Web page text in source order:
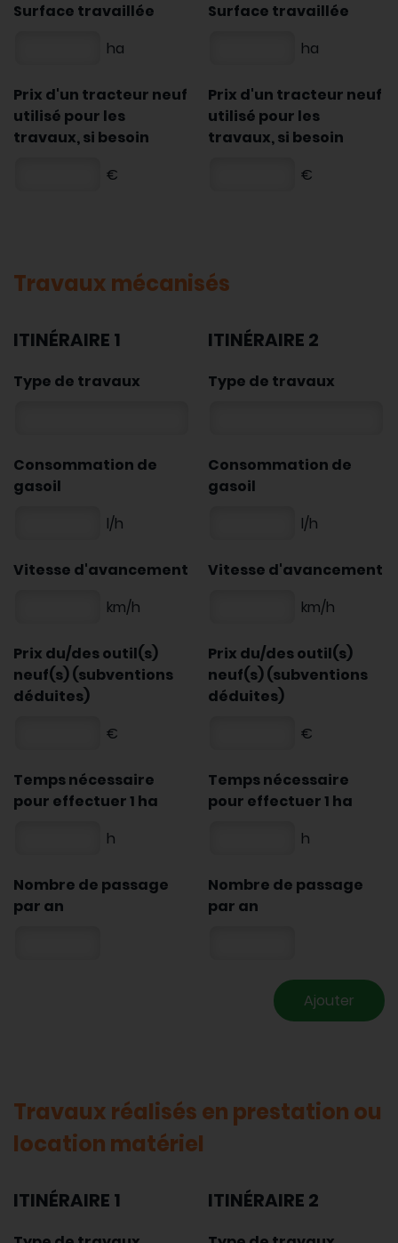
Surface travaillée
ha
Surface travaillée
ha
Prix d'un tracteur neuf
utilisé pour les
travaux, si besoin
€
Prix d'un tracteur neuf
utilisé pour les
travaux, si besoin
€
Travaux mécanisés
ITINÉRAIRE 1 ITINÉRAIRE 2
Type de travaux Type de travaux
Consommation de
gasoil
l/h
Consommation de
gasoil
l/h
Vitesse d'avancement
km/h
Vitesse d'avancement
km/h
Prix du/des outil(s)
neuf(s) (subventions
déduites)
€
Prix du/des outil(s)
neuf(s) (subventions
déduites)
€
Temps nécessaire
pour effectuer 1 ha
h
Temps nécessaire
pour effectuer 1 ha
h
Nombre de passage
par an
Nombre de passage
par an
Ajouter
Travaux réalisés en prestation ou
location matériel
ITINÉRAIRE 1 ITINÉRAIRE 2